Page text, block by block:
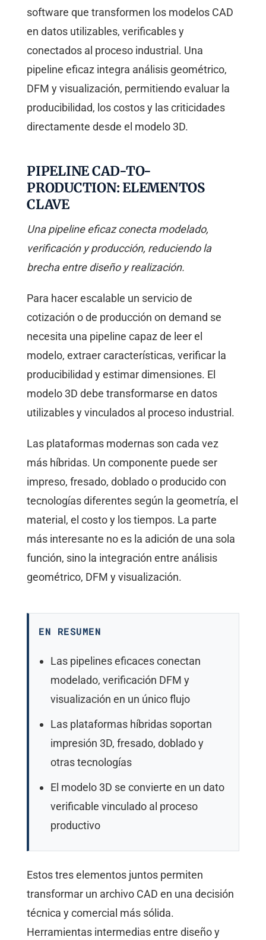
software que transformen los modelos CAD
en datos utilizables, verificables y
conectados al proceso industrial. Una
pipeline eficaz integra análisis geométrico,
DFM y visualización, permitiendo evaluar la
producibilidad, los costos y las criticidades
directamente desde el modelo 3D.
PIPELINE CAD-TO-
PRODUCTION: ELEMENTOS
CLAVE
Una pipeline eficaz conecta modelado,
verificación y producción, reduciendo la
brecha entre diseño y realización.
Para hacer escalable un servicio de
cotización o de producción on demand se
necesita una pipeline capaz de leer el
modelo, extraer características, verificar la
producibilidad y estimar dimensiones. El
modelo 3D debe transformarse en datos
utilizables y vinculados al proceso industrial.
Las plataformas modernas son cada vez
más híbridas. Un componente puede ser
impreso, fresado, doblado o producido con
tecnologías diferentes según la geometría, el
material, el costo y los tiempos. La parte
más interesante no es la adición de una sola
función, sino la integración entre análisis
geométrico, DFM y visualización.
EN RESUMEN
Las pipelines eficaces conectan
modelado, verificación DFM y
visualización en un único flujo
Las plataformas híbridas soportan
impresión 3D, fresado, doblado y
otras tecnologías
El modelo 3D se convierte en un dato
verificable vinculado al proceso
productivo
Estos tres elementos juntos permiten
transformar un archivo CAD en una decisión
técnica y comercial más sólida.
Herramientas intermedias entre diseño y